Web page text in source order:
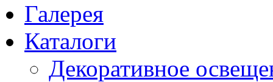
Галерея
Каталоги
Декоративное